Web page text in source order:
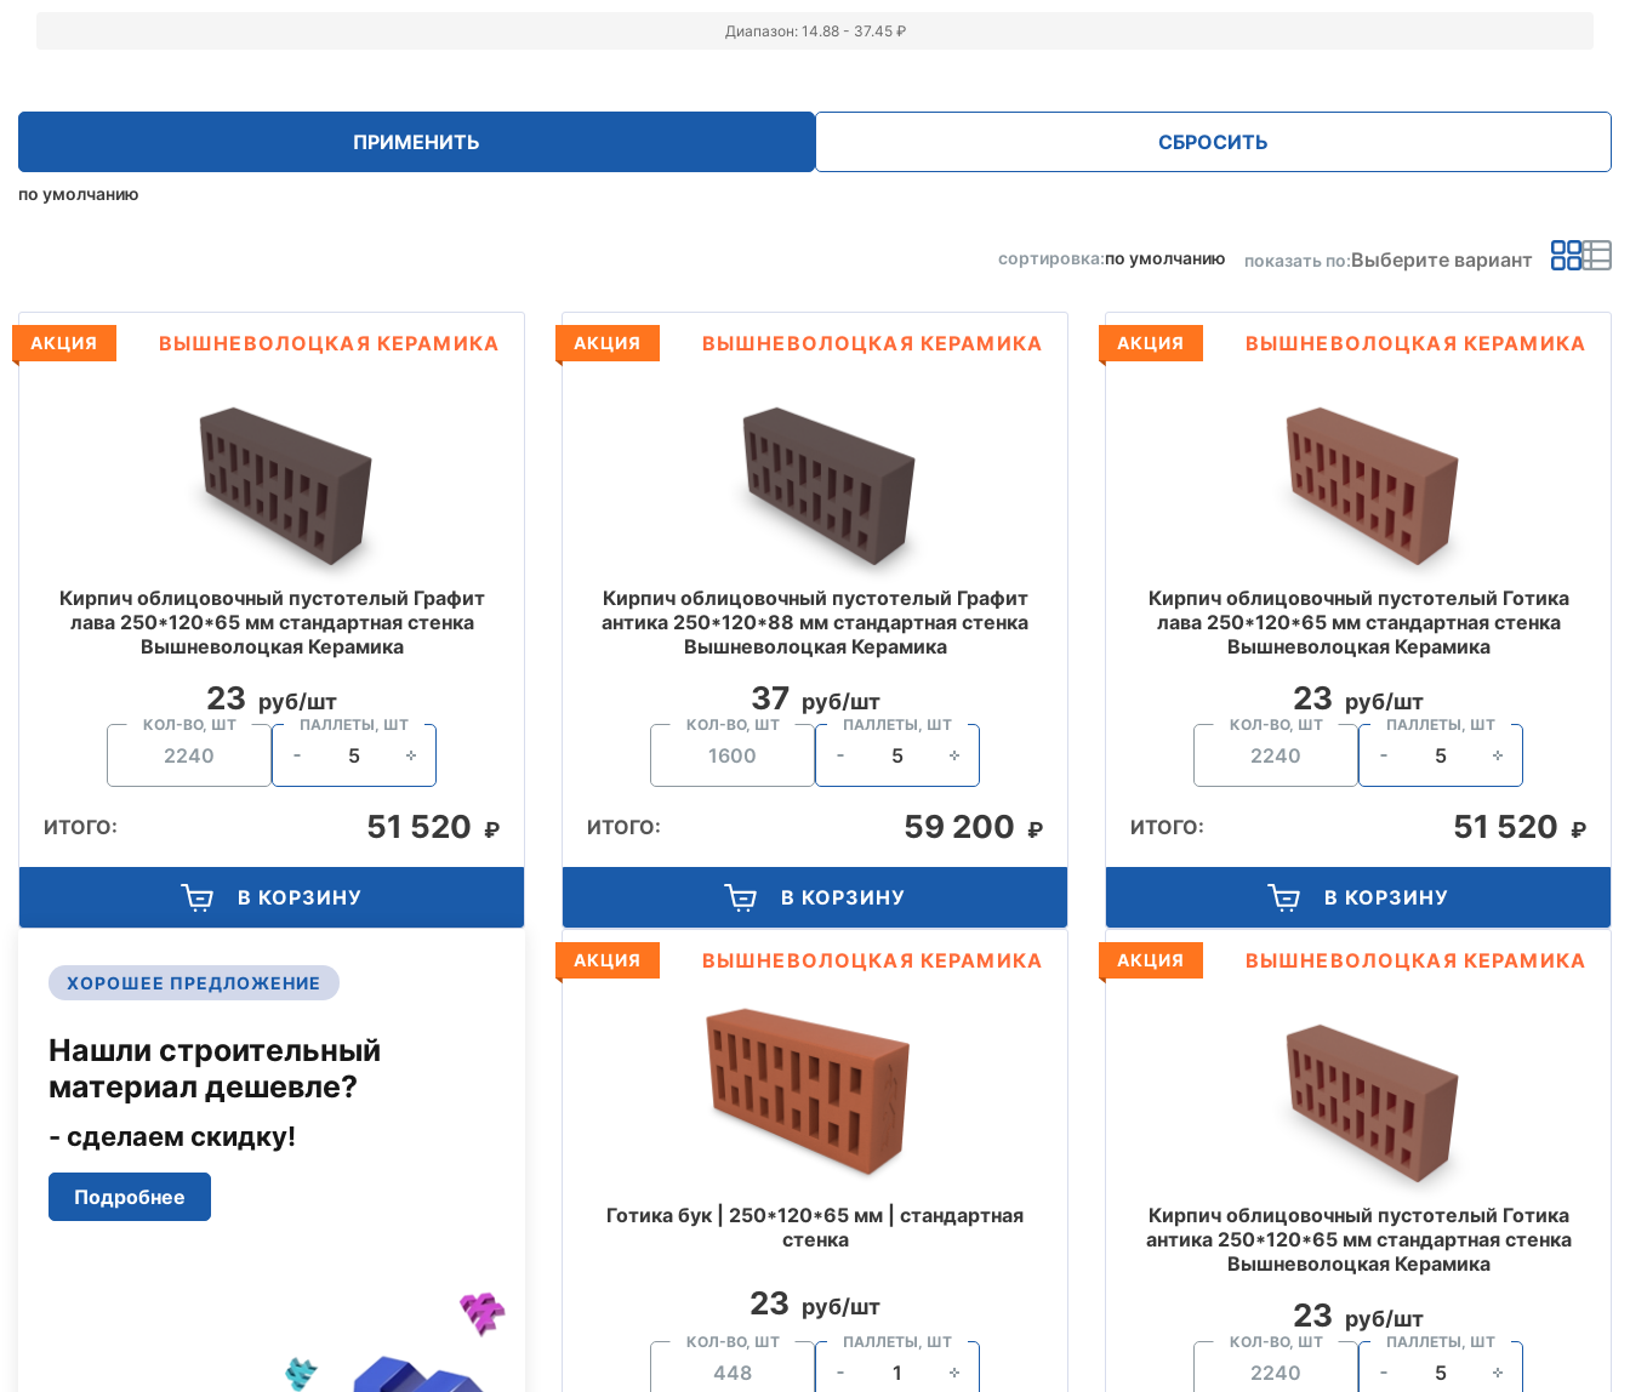
Диапазон: 14.88 - 37.45 ₽
ПРИМЕНИТЬ СБРОСИТЬ
по умолчанию
сортировка:по умолчанию показать по:Выберите вариант
АКЦИЯ ВЫШНЕВОЛОЦКАЯ КЕРАМИКА
Кирпич облицовочный пустотелый Графит
лава 250*120*65 мм стандартная стенка
Вышневолоцкая Керамика
23 руб/шт
КОЛ-ВО, ШТ ПАЛЛЕТЫ, ШТ
ИТОГО: 51 520 ₽
В КОРЗИНУ
АКЦИЯ ВЫШНЕВОЛОЦКАЯ КЕРАМИКА
Кирпич облицовочный пустотелый Графит
антика 250*120*88 мм стандартная стенка
Вышневолоцкая Керамика
37 руб/шт
КОЛ-ВО, ШТ ПАЛЛЕТЫ, ШТ
ИТОГО: 59 200 ₽
В КОРЗИНУ
АКЦИЯ ВЫШНЕВОЛОЦКАЯ КЕРАМИКА
Кирпич облицовочный пустотелый Готика
лава 250*120*65 мм стандартная стенка
Вышневолоцкая Керамика
23 руб/шт
КОЛ-ВО, ШТ ПАЛЛЕТЫ, ШТ
ИТОГО: 51 520 ₽
В КОРЗИНУ
ХОРОШЕЕ ПРЕДЛОЖЕНИЕ
Нашли строительный
материал дешевле?
- сделаем скидку!
Подробнее
АКЦИЯ ВЫШНЕВОЛОЦКАЯ КЕРАМИКА
Готика бук | 250*120*65 мм | стандартная
стенка
23 руб/шт
КОЛ-ВО, ШТ ПАЛЛЕТЫ, ШТ
АКЦИЯ ВЫШНЕВОЛОЦКАЯ КЕРАМИКА
Кирпич облицовочный пустотелый Готика
антика 250*120*65 мм стандартная стенка
Вышневолоцкая Керамика
23 руб/шт
КОЛ-ВО, ШТ ПАЛЛЕТЫ, ШТ